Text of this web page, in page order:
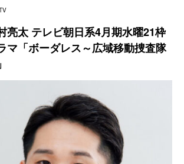
亮太 テレビ朝日系4月期水曜21枠
マ「ボーダレス～広域移動捜査隊